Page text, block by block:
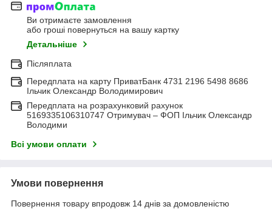
Ви отримаєте замовлення
або гроші повернуться на вашу картку
Детальніше
Післяплата
Передплата на карту ПриватБанк 4731 2196 5498 8686
Ільчик Олександр Володимирович
Передплата на розрахунковий рахунок
5169335106310747 Отримувач – ФОП Ільчик Олександр
Володими
Всі умови оплати
Умови повернення
Повернення товару впродовж 14 днів за домовленістю